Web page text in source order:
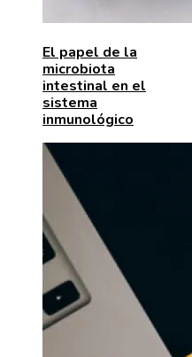
El papel de la
microbiota
intestinal en el
sistema
inmunológico